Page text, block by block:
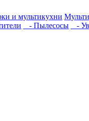
и мультикухни
- Пылесосы -